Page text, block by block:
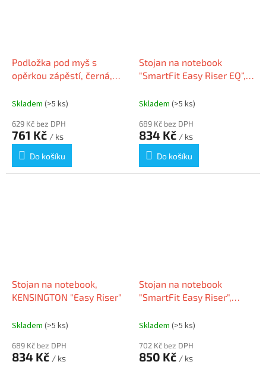
Podložka pod myš s
opěrkou zápěstí, černá,
Skladem (>5 ks)
629 Kč bez DPH
761 Kč / ks
Do košíku
Stojan na notebook
"SmartFit Easy Riser EQ“,
materiál, KENSINGTON
Skladem (>5 ks)
689 Kč bez DPH
834 Kč / ks
Do košíku
Stojan na notebook,
KENSINGTON "Easy Riser"
Skladem (>5 ks)
689 Kč bez DPH
834 Kč / ks
Stojan na notebook
"SmartFit Easy Riser",
K52788WW
Skladem (>5 ks)
702 Kč bez DPH
850 Kč / ks